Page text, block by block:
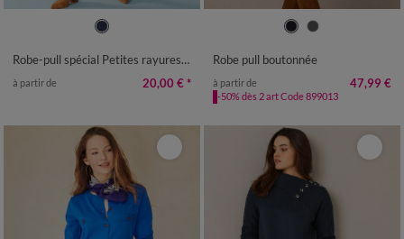
38/40 42/44
Robe-pull spécial Petites rayures contrastées
à partir de 20,00 € *
38/40 42/44
Robe pull boutonnée
à partir de 47,99 €
-50% dès 2 art Code 899013